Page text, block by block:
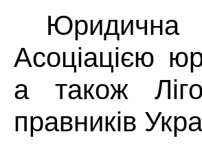
Юридична
Асоціацією
а також
правників